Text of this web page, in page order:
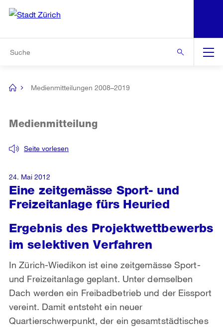
Navigation
[no
Medienmitteilungen 2008–2019
Eine zeitgemässe Sport- und
Freizeitanlage fürs Heuried
Seite vorlesen
Medienmitteilung
Ergebnis des Projektwettbewerbs
im selektiven Verfahren
In Zürich-Wiedikon ist eine zeitgemässe Sport-
und Freizeitanlage geplant. Unter demselben
Dach werden ein Freibadbetrieb und der Eissport
vereint. Damit entsteht ein neuer
Quartierschwerpunkt, der ein gesamtstädtisches
24. Mai 2012